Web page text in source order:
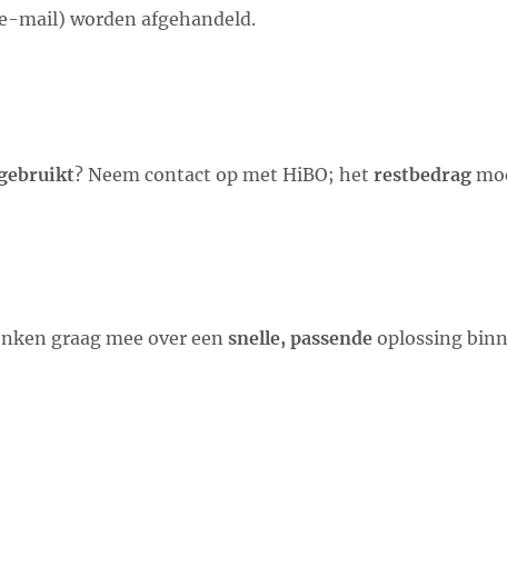
mail) worden afgehandeld.
? Neem contact op met HiBO; het restbedrag
graag mee over eensnelle, passende oplossing